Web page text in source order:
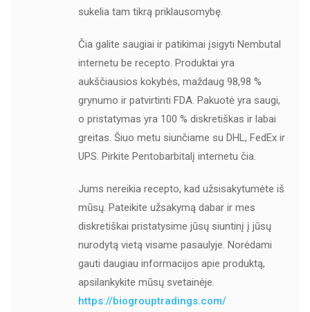
sukelia tam tikrą priklausomybę.
Čia galite saugiai ir patikimai įsigyti Nembutal
internetu be recepto. Produktai yra
aukščiausios kokybės, maždaug 98,98 %
grynumo ir patvirtinti FDA. Pakuotė yra saugi,
o pristatymas yra 100 % diskretiškas ir labai
greitas. Šiuo metu siunčiame su DHL, FedEx ir
UPS. Pirkite Pentobarbitalį internetu čia.
Jums nereikia recepto, kad užsisakytumėte iš
mūsų. Pateikite užsakymą dabar ir mes
diskretiškai pristatysime jūsų siuntinį į jūsų
nurodytą vietą visame pasaulyje. Norėdami
gauti daugiau informacijos apie produktą,
apsilankykite mūsų svetainėje.
https://biogrouptradings.com/